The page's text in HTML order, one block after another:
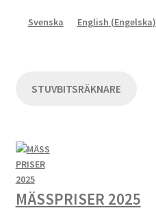
Svenska English (Engelska)
STUVBITSRÄKNARE
MÄSSPRISER 2025